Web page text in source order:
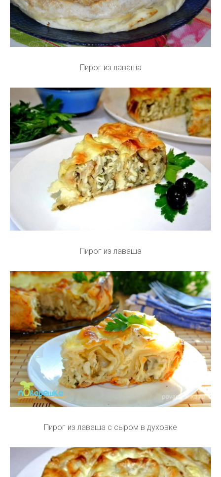
Пирог из лаваша
Пирог из лаваша
Пирог из лаваша с сыром в духовке